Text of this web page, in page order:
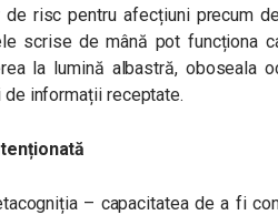
risc pentru afecțiuni precum
scrise de mână pot funcționa
la lumină albastră, oboseala
informații receptate.
– capacitatea de a fi